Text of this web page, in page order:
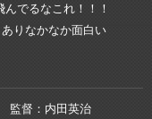
でるなこれ！！！
りなかなか面白い
監督
内田英治